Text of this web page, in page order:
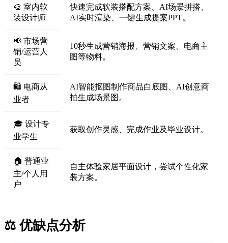
🎨 室内软
装设计师
快速完成软装搭配方案、AI场景拼搭、
AI实时渲染、一键生成提案PPT。
📢 市场营
销/运营人
员
10秒生成营销海报、营销文案、电商主
图等物料。
🛍️ 电商从
业者
AI智能抠图制作商品白底图、AI创意商
拍生成场景图。
🎓 设计专
业学生
获取创作灵感、完成作业及毕业设计。
🏠 普通业
主/个人用
户
自主体验家居平面设计，尝试个性化家
装方案。
⚖️ 优缺点分析